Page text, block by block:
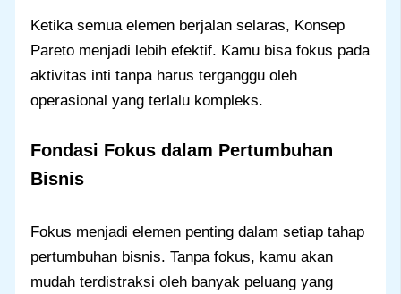
Ketika semua elemen berjalan selaras, Konsep
Pareto menjadi lebih efektif. Kamu bisa fokus pada
aktivitas inti tanpa harus terganggu oleh
operasional yang terlalu kompleks.
Fondasi Fokus dalam Pertumbuhan
Bisnis
Fokus menjadi elemen penting dalam setiap tahap
pertumbuhan bisnis. Tanpa fokus, kamu akan
mudah terdistraksi oleh banyak peluang yang